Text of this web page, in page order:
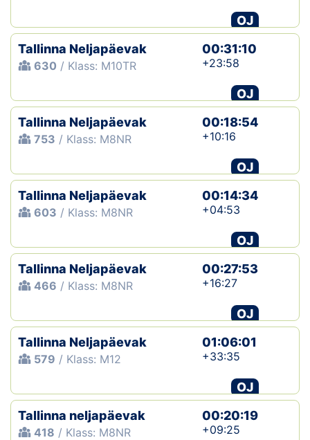
OJ
Tallinna Neljapäevak
630 / Klass: M10TR
00:31:10
+23:58
OJ
Tallinna Neljapäevak
753 / Klass: M8NR
00:18:54
+10:16
OJ
Tallinna Neljapäevak
603 / Klass: M8NR
00:14:34
+04:53
OJ
Tallinna Neljapäevak
466 / Klass: M8NR
00:27:53
+16:27
OJ
Tallinna Neljapäevak
579 / Klass: M12
01:06:01
+33:35
OJ
Tallinna neljapäevak
418 / Klass: M8NR
00:20:19
+09:25